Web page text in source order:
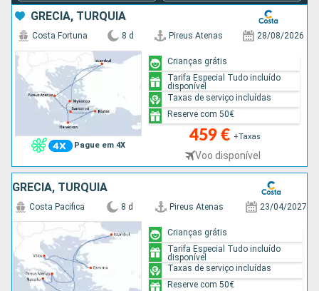
GRÉCIA, TURQUIA
Pague em 4X
Costa Fortuna 8 d Pireus Atenas 28/08/2026
459 € +Taxas
Voo disponível
Crianças grátis
Tarifa Especial Tudo incluído
disponível
Taxas de serviço incluídas
Reserve com 50€
GRÉCIA, TURQUIA
Costa Pacifica 8 d Pireus Atenas 23/04/2027
Crianças grátis
Tarifa Especial Tudo incluído
disponível
Taxas de serviço incluídas
Reserve com 50€